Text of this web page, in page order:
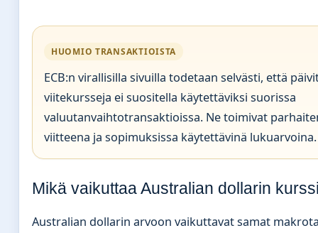
HUOMIO TRANSAKTIOISTA
ECB:n virallisilla sivuilla todetaan selvästi, että
viitekursseja ei suositella käytettäviksi suorissa
valuutanvaihtotransaktioissa. Ne toimivat
viitteena ja sopimuksissa käytettävinä lukuarvoina.
Mikä vaikuttaa Australian dollarin
Australian dollarin arvoon vaikuttavat samat